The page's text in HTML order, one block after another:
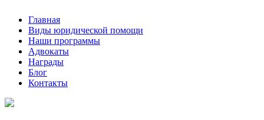
Главная
Виды юридической помощи
Наши программы
Адвокаты
Награды
Блог
Контакты